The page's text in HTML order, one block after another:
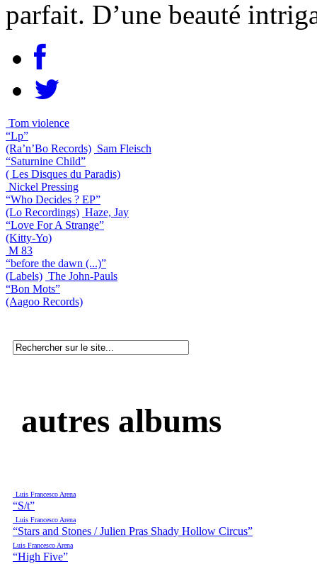
parfait. D’une beauté
Tom violence
“Lp”
(Ra’n’Bo Records) Sam Fleisch
“Saturnine Child”
( Les Disques du Paradis)
Nickel Pressing
“Who Decides ? EP”
(Lo Recordings) Haze, Jay
“Love For A Strange”
(Kitty-Yo)
M 83
“before the dawn (...)”
(Labels) The John-Pauls
“Bon Mots”
(Aagoo Records)
autres albums
Luis Francesco Arena
“S/t”
Luis Francesco Arena
“Stars and Stones / Julien Pras Shady Hollow Circus”
Luis Francesco Arena
“High Five”